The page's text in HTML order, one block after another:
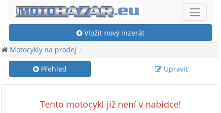
Vložit nový inzerát
Motocykly na prodej
Přehled Upravit
Tento motocykl již není v nabídce!